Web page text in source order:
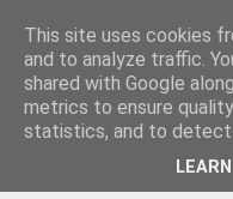
This site uses cookies
and to analyze traffic.
shared with Google
metrics to ensure
statistics, and to detect